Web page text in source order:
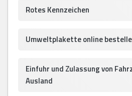
Rotes Kennzeichen
Umweltplakette online
Einfuhr und Zulassung von
Ausland